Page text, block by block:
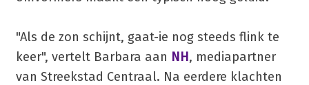
"Als de zon schijnt, gaat-ie nog steeds flink te
keer", vertelt Barbara aan NH, mediapartner
van Streekstad Centraal. Na eerdere klachten